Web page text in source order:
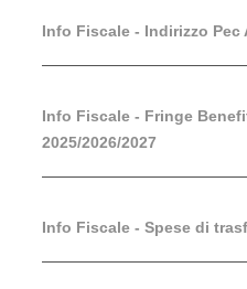
Info Fiscale - Indirizzo Pec
Info Fiscale - Fringe
2025/2026/2027
Info Fiscale - Spese di